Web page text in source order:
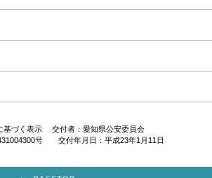
基づく表示 交付者：愛知県公安委員会
号 交付年月日：平成23年1月11日